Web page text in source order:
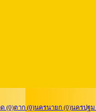
(0)ตาก (0)นครนายก (0)นครปฐม